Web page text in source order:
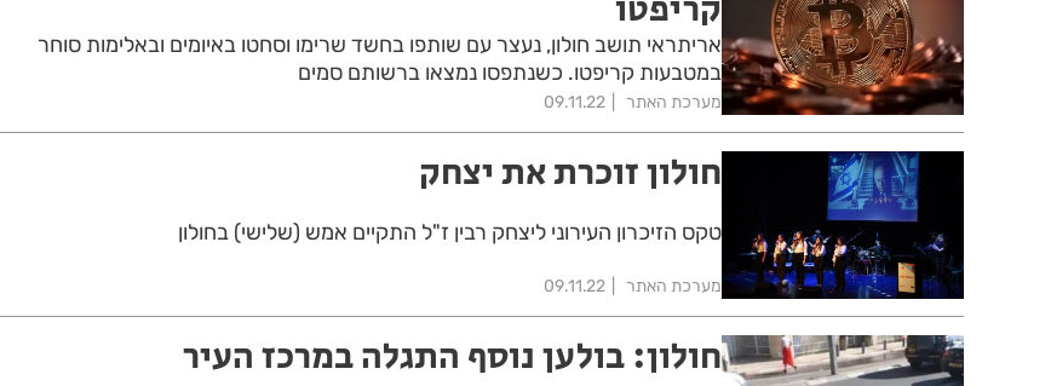
אריתראי תושב חולון, נעצר עם שותפו בחשד שרימו וסחטו באיומים ובאלימות סוחר
במטבעות קריפטו. כשנתפסו נמצאו ברשותם סמים
מערכת האתר 09.11.22
חולון זוכרת את יצחק
טקס הזיכרון העירוני ליצחק רבין ז"ל התקיים אמש (שלישי) בחולון
מערכת האתר 09.11.22
חולון: בולען נוסף התגלה במרכז העיר